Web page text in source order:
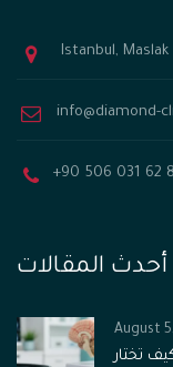
Istanbul, Maslak
info@diamond-
+90 506 031 62
أحدث المقالات
August
تختار